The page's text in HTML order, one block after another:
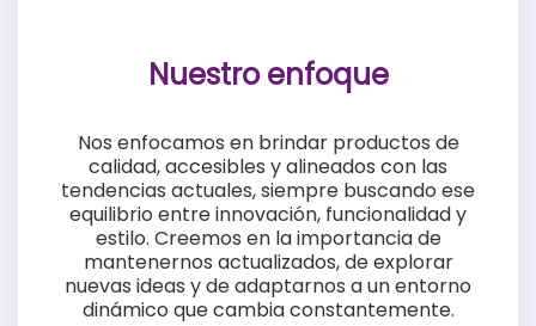
Nuestro enfoque
Nos enfocamos en brindar productos de
calidad, accesibles y alineados con las
tendencias actuales, siempre buscando ese
equilibrio entre innovación, funcionalidad y
estilo. Creemos en la importancia de
mantenernos actualizados, de explorar
nuevas ideas y de adaptarnos a un entorno
dinámico que cambia constantemente.